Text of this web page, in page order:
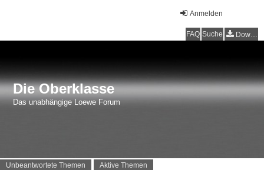
Anmelden
FAQ Suche Downloads
Die Oberklasse
Das unabhängige Loewe Forum
Unbeantwortete Themen Aktive Themen